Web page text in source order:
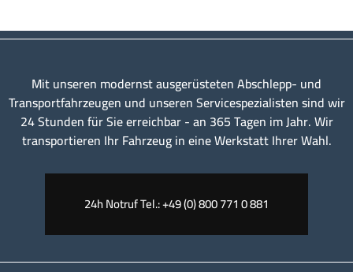
Mit unseren modernst ausgerüsteten Abschlepp- und
Transportfahrzeugen und unseren Servicespezialisten sind wir
24 Stunden für Sie erreichbar - an 365 Tagen im Jahr. Wir
transportieren Ihr Fahrzeug in eine Werkstatt Ihrer Wahl.
24h Notruf Tel.: +49 (0) 800 771 0 881